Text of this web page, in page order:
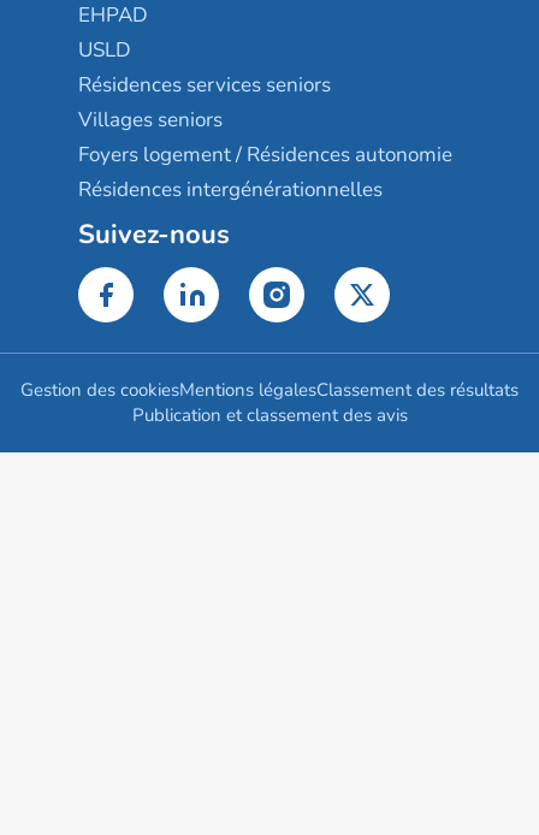
EHPAD
USLD
Résidences services seniors
Villages seniors
Foyers logement / Résidences autonomie
Résidences intergénérationnelles
Suivez-nous
Gestion des cookiesMentions légalesClassement des résultats
Publication et classement des avis